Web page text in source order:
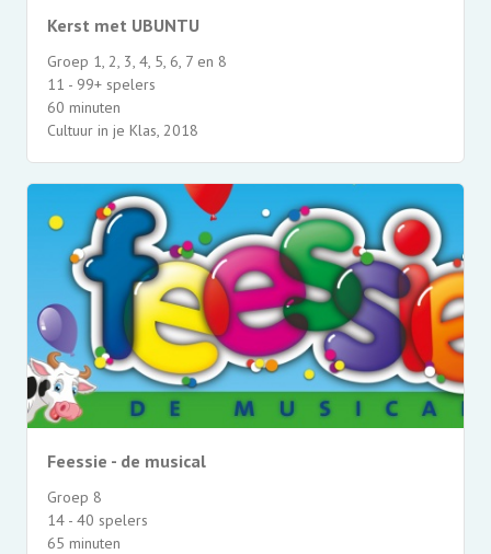
Kerst met UBUNTU
Groep 1, 2, 3, 4, 5, 6, 7 en 8
11 - 99+ spelers
60 minuten
Cultuur in je Klas, 2018
Feessie - de musical
Groep 8
14 - 40 spelers
65 minuten